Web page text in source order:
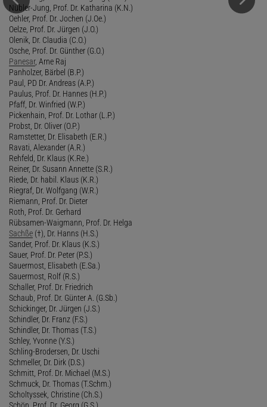
Nübler-Jung, Prof. Dr. Katharina (K.N.)
Oehler, Prof. Dr. Jochen (J.Oe.)
Oelze, Prof. Dr. Jürgen (J.O.)
Olenik, Dr. Claudia (C.O.)
Osche, Prof. Dr. Günther (G.O.)
Panesar, Arne Raj
Panholzer, Bärbel (B.P.)
Paul, PD Dr. Andreas (A.P.)
Paulus, Prof. Dr. Hannes (H.P.)
Pfaff, Dr. Winfried (W.P.)
Pickenhain, Prof. Dr. Lothar (L.P.)
Probst, Dr. Oliver (O.P.)
Ramstetter, Dr. Elisabeth (E.R.)
Ravati, Alexander (A.R.)
Rehfeld, Dr. Klaus (K.Re.)
Reiner, Dr. Susann Annette (S.R.)
Riede, Dr. habil. Klaus (K.R.)
Riegraf, Dr. Wolfgang (W.R.)
Riemann, Prof. Dr. Dieter
Roth, Prof. Dr. Gerhard
Rübsamen-Waigmann, Prof. Dr. Helga
Sachße (†), Dr. Hanns (H.S.)
Sander, Prof. Dr. Klaus (K.S.)
Sauer, Prof. Dr. Peter (P.S.)
Sauermost, Elisabeth (E.Sa.)
Sauermost, Rolf (R.S.)
Schaller, Prof. Dr. Friedrich
Schaub, Prof. Dr. Günter A. (G.Sb.)
Schickinger, Dr. Jürgen (J.S.)
Schindler, Dr. Franz (F.S.)
Schindler, Dr. Thomas (T.S.)
Schley, Yvonne (Y.S.)
Schling-Brodersen, Dr. Uschi
Schmeller, Dr. Dirk (D.S.)
Schmitt, Prof. Dr. Michael (M.S.)
Schmuck, Dr. Thomas (T.Schm.)
Scholtyssek, Christine (Ch.S.)
Schön, Prof. Dr. Georg (G.S.)